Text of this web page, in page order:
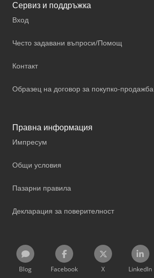
Сервиз и поддръжка
Вход
Често задавани въпроси/Помощ
Контакт
Образец на договор за покупко-продажба
Правна информация
Импресум
Общи условия
Пазарни правила
Декларация за поверителност
Blog Facebook X LinkedIn